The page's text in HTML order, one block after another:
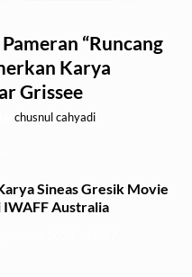
“Runcang
Karya
Grissee
chusnul cahyadi
Sineas Gresik Movie
Australia